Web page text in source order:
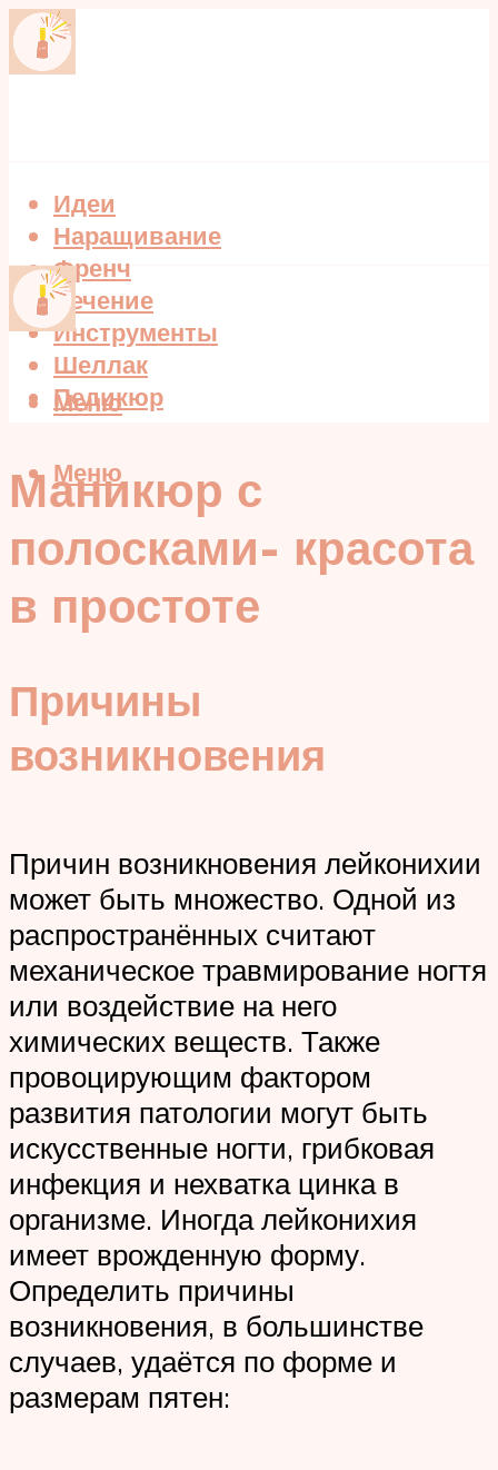
Идеи
Наращивание
Френч
Лечение
Инструменты
Шеллак
Педикюр
Меню
Меню
Маникюр с
полосками- красота
в простоте
Причины
возникновения
Причин возникновения лейконихии
может быть множество. Одной из
распространённых считают
механическое травмирование ногтя
или воздействие на него
химических веществ. Также
провоцирующим фактором
развития патологии могут быть
искусственные ногти, грибковая
инфекция и нехватка цинка в
организме. Иногда лейконихия
имеет врожденную форму.
Определить причины
возникновения, в большинстве
случаев, удаётся по форме и
размерам пятен: